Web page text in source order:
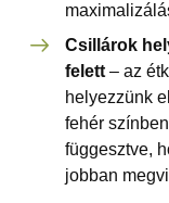
Csillárok
felett – az
helyezzünk
fehér
függesztve,
jobban